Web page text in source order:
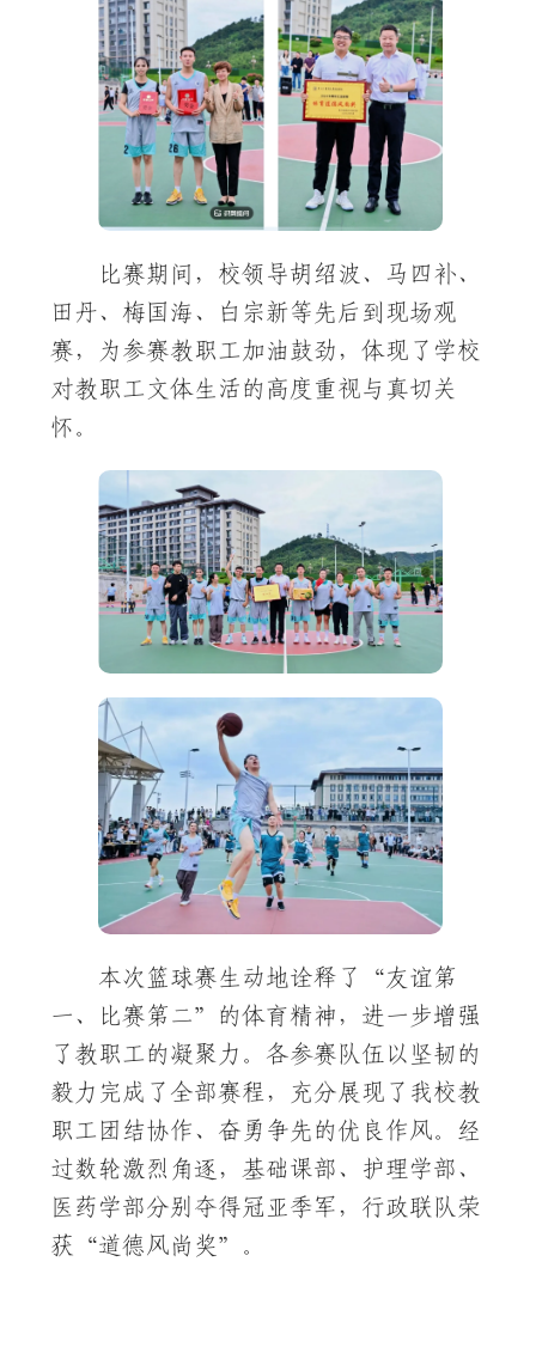
比赛期间，校领导胡绍波、马四补、
田丹、梅国海、白宗新等先后到现场观
赛，为参赛教职工加油鼓劲，体现了学校
对教职工文体生活的高度重视与真切关
怀。
本次篮球赛生动地诠释了“友谊第
一、比赛第二”的体育精神，进一步增强
了教职工的凝聚力。各参赛队伍以坚韧的
毅力完成了全部赛程，充分展现了我校教
职工团结协作、奋勇争先的优良作风。经
过数轮激烈角逐，基础课部、护理学部、
医药学部分别夺得冠亚季军，行政联队荣
获“道德风尚奖”。